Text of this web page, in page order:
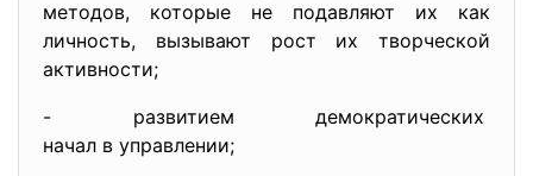
методов, которые не подавляют их как
личность, вызывают рост их творческой
активности;
- развитием демократических
начал в управлении;